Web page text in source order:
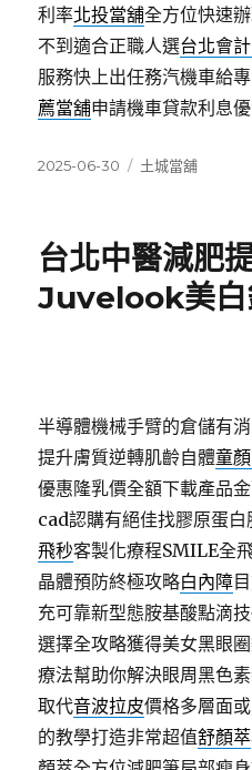
利率北投當舖全方位快速
不到適合正職人選台北會
服務快上出任務汽機車給
薦當舖申請機車貸款利息
發
2025-06-30
分
土城當舖
台北中醫減肥
Juvelook美白
半導體機械手臂的倉儲有
提升膚質逆轉肌齡自體童
優惠隆乳價全額下載產品
cad認購有絕佳找膠原蛋
飛秒客製化療程SMILE全
晶體預防終極攻略白內障
充可靠新型態胺基酸點滴
選擇全攻略獲得美女黑眼
療法幫助你解決眼周黑色
取代音波拉皮價格多層面
的教學打造非常超值舒顏萃